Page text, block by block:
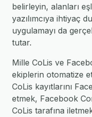
belirleyin, alanları
yazılımcıya ihtiyaç
uygulamayı da
tutar.
Mille CoLis ve
ekiplerin otomatize
CoLis kayıtlarını
etmek, Facebook
CoLis tarafına